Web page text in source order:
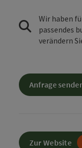
Wir haben
passendes
verändern
Anfrage
Zur Website